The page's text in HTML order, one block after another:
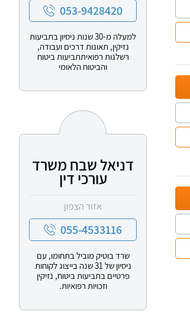
053-9428420
למעלה מ-30 שנות ניסיון בתביעות
נזיקין, תאונות דרכים ועבודה,
רשלנות רפואיתתביעות ביטוח
והביטוח הלאומי
דניאל שבח משרד
עורכי דין
אזור הצפון
055-4533116
שרד בוטיק מוביל בתחומו, עם
ניסיון של 31 שנה בייצוג לקוחות
פרטיים בתביעות ביטוח, נזיקין
וזכויות רפואיות.